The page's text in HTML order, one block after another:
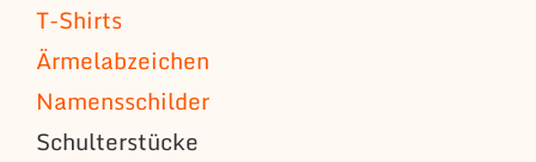
T-Shirts
Ärmelabzeichen
Namensschilder
Schulterstücke